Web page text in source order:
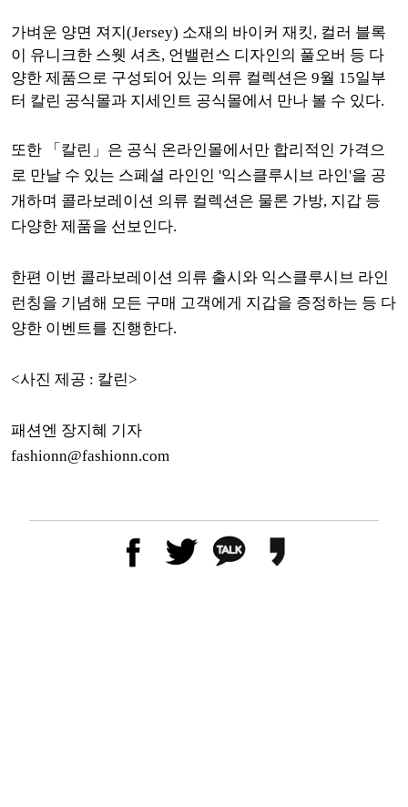
가벼운 양면 져지(Jersey) 소재의 바이커 재킷, 컬러 블록
이 유니크한 스웻 셔츠, 언밸런스 디자인의 풀오버 등 다
양한 제품으로 구성되어 있는 의류 컬렉션은 9월 15일부
터 칼린 공식몰과 지세인트 공식몰에서 만나 볼 수 있다.
또한 「칼린」은 공식 온라인몰에서만 합리적인 가격으
로 만날 수 있는 스페셜 라인인 '익스클루시브 라인'을 공
개하며 콜라보레이션 의류 컬렉션은 물론 가방, 지갑 등
다양한 제품을 선보인다.
한편 이번 콜라보레이션 의류 출시와 익스클루시브 라인
런칭을 기념해 모든 구매 고객에게 지갑을 증정하는 등 다
양한 이벤트를 진행한다.
<사진 제공 : 칼린>
패션엔 장지혜 기자
fashionn@fashionn.com